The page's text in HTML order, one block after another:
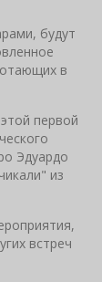
будут
в
первой
Эдуардо
из
встреч